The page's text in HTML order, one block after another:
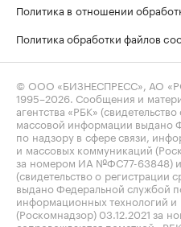
Политика в отношении
Политика обработки файлов
© ООО «БИЗНЕСПРЕСС», АО
1995–2026 . Сообщения и
агентства «РБК»
массовой информации выдано
по надзору в сфере связи,
и массовых коммуникаций
за номером ИА №ФС77-63848) и
(свидетельство о регистрации
выдано Федеральной службой
информационных технологий
(Роскомнадзор) 03.12.2021 за